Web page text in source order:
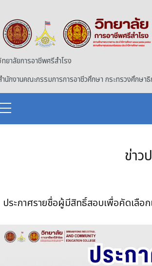
ยาลัยการอาชีพศรีสำโรง
นักงานคณะกรรมการการอาชีวศึกษา กระทรวงศึกษา
ข่าว
ประกาศรายชื่อผู้มีสิทธิ์สอบเพื่อคัดเลือ